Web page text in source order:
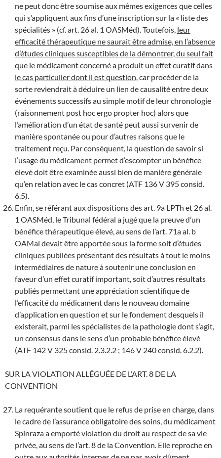
ne peut donc être soumise aux mêmes exigences que celles
qui s’appliquent aux fins d’une inscription sur la « liste des
spécialités » (cf. art. 26 al. 1 OASMéd). Toutefois, leur
efficacité thérapeutique ne saurait être admise, en l’absence
d’études cliniques susceptibles de la démontrer, du seul fait
que le médicament concerné a produit un effet curatif dans
le cas particulier dont il est question , car procéder de la
sorte reviendrait à déduire un lien de causalité entre deux
événements successifs au simple motif de leur chronologie
(raisonnement post hoc ergo propter hoc) alors que
l’amélioration d’un état de santé peut aussi survenir de
manière spontanée ou pour d’autres raisons que le
traitement reçu. Par conséquent, la question de savoir si
l’usage du médicament permet d’escompter un bénéfice
élevé doit être examinée aussi bien de manière générale
qu’en relation avec le cas concret (ATF 136 V 395 consid.
6.5).
Enfin, se référant aux dispositions des art. 9a LPTh et 26 al.
1 OASMéd, le Tribunal fédéral a jugé que la preuve d’un
bénéfice thérapeutique élevé, au sens de l’art. 71a al. b
OAMal devait être apportée sous la forme soit d’études
cliniques publiées présentant des résultats à tout le moins
intermédiaires de nature à soutenir une conclusion en
faveur d’un effet curatif important, soit d’autres résultats
publiés permettant une appréciation scientifique de
l’efficacité du médicament dans le nouveau domaine
d’application en question et sur le fondement desquels il
existerait, parmi les spécialistes de la pathologie dont s’agit,
un consensus dans le sens d’un probable bénéfice élevé
(ATF 142 V 325 consid. 2.3.2.2 ; 146 V 240 consid. 6.2.2).
SUR LA VIOLATION ALLÉGUÉE DE L’ART. 8 DE LA
CONVENTION
La requérante soutient que le refus de prise en charge, dans
le cadre de l’assurance obligatoire des soins, du médicament
Spinraza a emporté violation du droit au respect de sa vie
privée, au sens de l’art. 8 de la Convention. Elle reproche en